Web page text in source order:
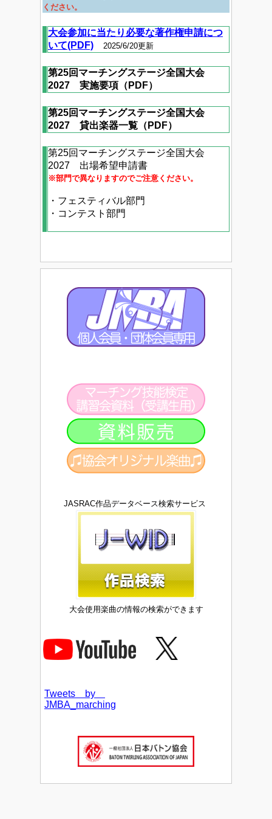
ください。
大会参加に当たり必要な著作権申請につ
いて(PDF)
2025/6/20更新
第25回マーチングステージ全国大会
2027 実施要項（PDF）
第25回マーチングステージ全国大会
2027 貸出楽器一覧（PDF）
第25回マーチングステージ全国大会
2027 出場希望申請書
※部門で異なりますのでご注意ください。
・フェスティバル部門
・コンテスト部門
JASRAC作品データベース検索サービス
大会使用楽曲の情報の検索ができます
Tweets by
JMBA_marching